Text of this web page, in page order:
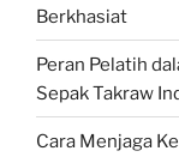
Berkhasiat
Peran Pelatih
Sepak Takraw
Cara Menjaga